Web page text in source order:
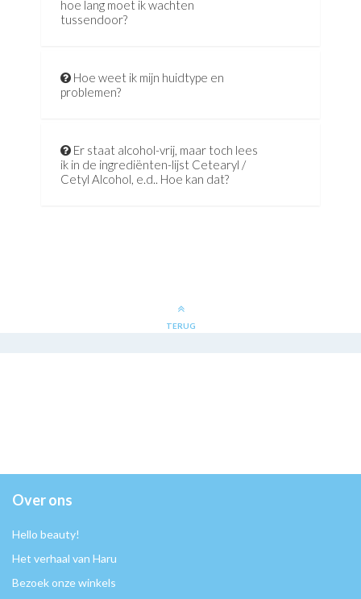
hoe lang moet ik wachten
tussendoor?
Hoe weet ik mijn huidtype en
problemen?
Er staat alcohol-vrij, maar toch lees
ik in de ingrediënten-lijst Cetearyl /
Cetyl Alcohol, e.d.. Hoe kan dat?
TERUG
Over ons
Hello beauty!
Het verhaal van Haru
Bezoek onze winkels